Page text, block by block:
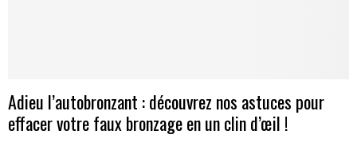
Adieu l’autobronzant : découvrez nos astuces pour
effacer votre faux bronzage en un clin d’œil !